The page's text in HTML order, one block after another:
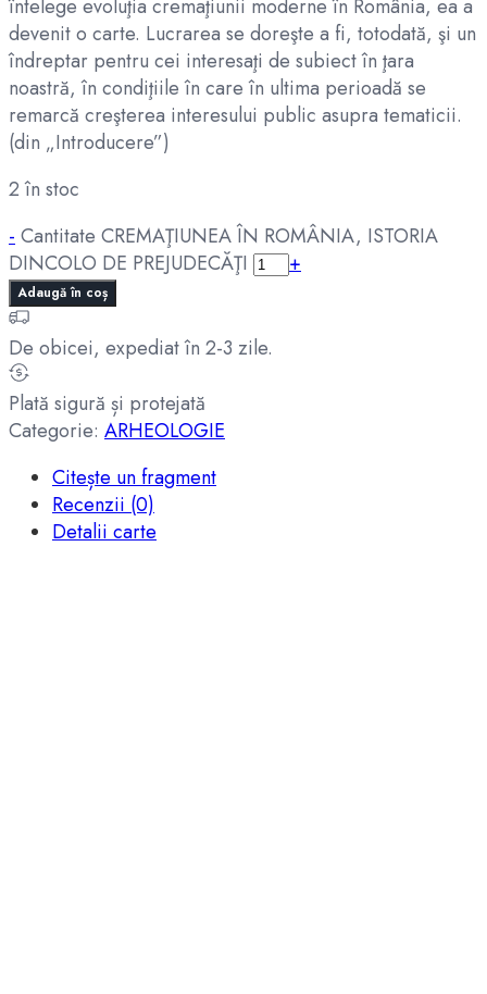
întelege evoluţia cremaţiunii moderne în România, ea a
devenit o carte. Lucrarea se doreşte a fi, totodată, şi un
îndreptar pentru cei interesaţi de subiect în ţara
noastră, în condiţiile în care în ultima perioadă se
remarcă creşterea interesului public asupra tematicii.
(din „Introducere”)
2 în stoc
-Cantitate CREMAŢIUNEA ÎN ROMÂNIA, ISTORIA
DINCOLO DE PREJUDECĂŢI
+
Adaugă în coș
De obicei, expediat în 2-3 zile.
Plată sigură și protejată
Categorie: ARHEOLOGIE
Citește un fragment
Recenzii (0)
Detalii carte